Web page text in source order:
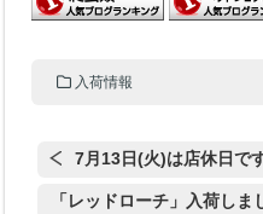
入荷情報
7月13日(火)は店休日です
「レッドローチ」入荷しま